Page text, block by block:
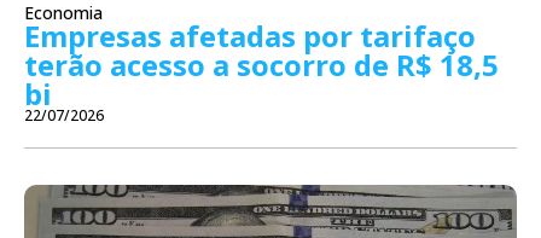
Economia
Empresas afetadas por tarifaço
terão acesso a socorro de R$ 18,5
bi
22/07/2026